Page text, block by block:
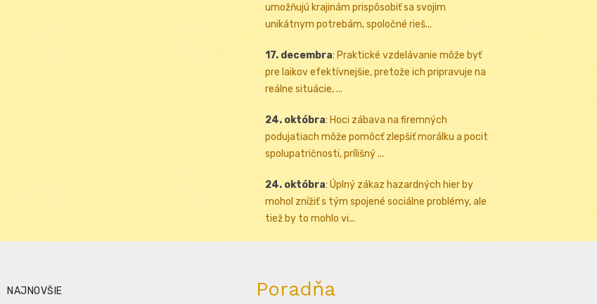
umožňujú krajinám prispôsobiť sa svojim
unikátnym potrebám, spoločné rieš...
17. decembra: Praktické vzdelávanie môže byť
pre laikov efektívnejšie, pretože ich pripravuje na
reálne situácie, ...
24. októbra: Hoci zábava na firemných
podujatiach môže pomôcť zlepšiť morálku a pocit
spolupatričnosti, prílišný ...
24. októbra: Úplný zákaz hazardných hier by
mohol znížiť s tým spojené sociálne problémy, ale
tiež by to mohlo vi...
NAJNOVŠIE Poradňa